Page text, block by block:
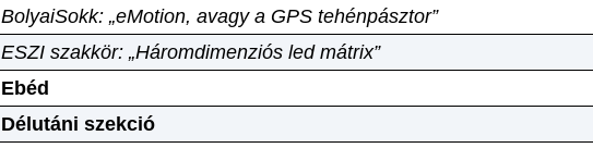
BolyaiSokk: „eMotion, avagy a GPS tehénpásztor”
ESZI szakkör: „Háromdimenziós led mátrix”
Ebéd
Délutáni szekció